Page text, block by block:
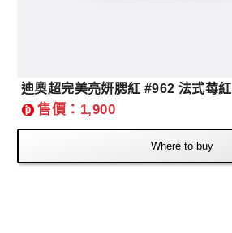
迪奧超完美亮妍腮紅 #962 法式莓紅
售價：1,900
Where to buy